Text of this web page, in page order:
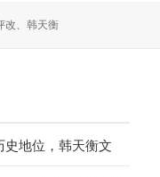
改、韩天衡
地位，韩天衡文